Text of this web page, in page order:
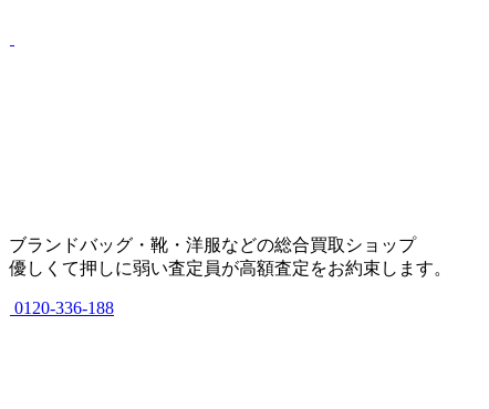
ブランドバッグ・靴・洋服などの総合買取ショップ
優しくて押しに弱い査定員が高額査定をお約束します。
0120-336-188